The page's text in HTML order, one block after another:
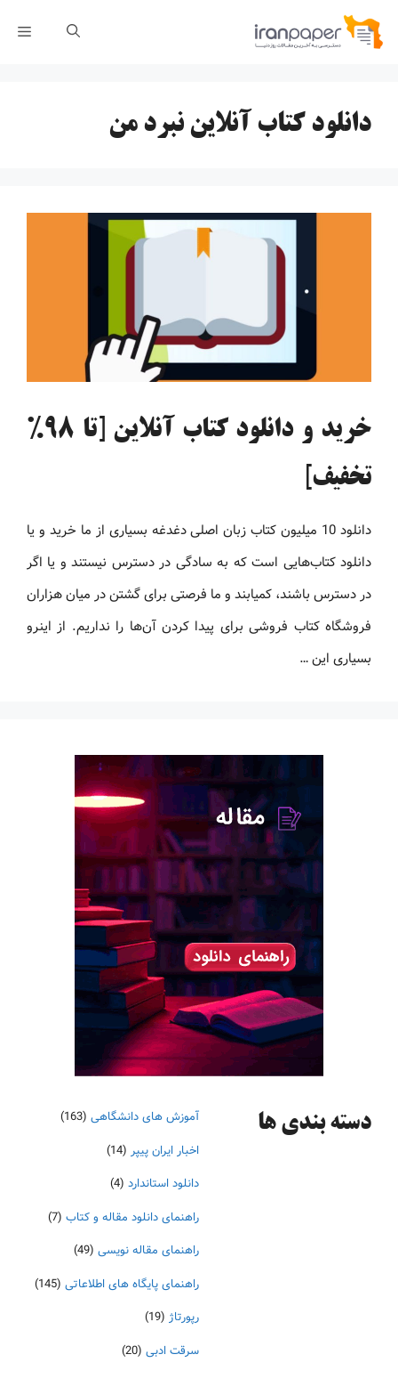
پرش
دانلود کتاب آنلاین نبرد من
خرید و دانلود کتاب آنلاین [تا 98%
تخفیف]
دانلود 10 میلیون کتاب زبان اصلی دغدغه بسیاری از ما خرید و یا
دانلود کتاب‌هایی است که به سادگی در دسترس نیستند و یا اگر
در دسترس باشند، کمیابند و ما فرصتی برای گشتن در میان هزاران
فروشگاه کتاب فروشی برای پیدا کردن آن‌ها را نداریم. از اینرو
بسیاری این …
دسته‌ بندی ها آموزش های دانشگاهی (163)
اخبار ایران پیپر (14)
دانلود استاندارد (4)
راهنمای دانلود مقاله و کتاب (7)
راهنمای مقاله نویسی (49)
راهنمای پایگاه های اطلاعاتی (145)
رپورتاژ (19)
سرقت ادبی (20)